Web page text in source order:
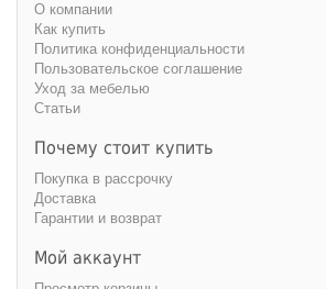
О компании
Как купить
Политика конфиденциальности
Пользовательское соглашение
Уход за мебелью
Статьи
Почему стоит купить
Покупка в рассрочку
Доставка
Гарантии и возврат
Мой аккаунт